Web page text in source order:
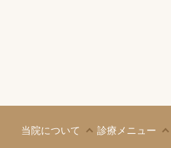
当院について 診療メニュー